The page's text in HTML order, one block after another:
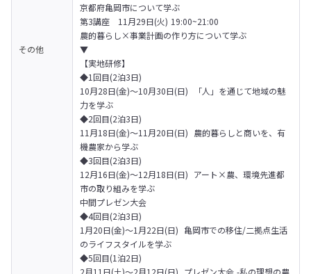
その他
京都府亀岡市について学ぶ
第3講座　11月29日(火) 19:00~21:00
農的暮らし×事業計画の作り方について学ぶ
▼
【実地研修】
◆1回目(2泊3日)
10月28日(金)〜10月30日(日)  「人」を通じて地域の魅
力を学ぶ
◆2回目(2泊3日)
11月18日(金)〜11月20日(日)  農的暮らしと商いを、有
機農家から学ぶ
◆3回目(2泊3日)
12月16日(金)〜12月18日(日)  アート×農、環境先進都
市の取り組みを学ぶ
中間プレゼン大会
◆4回目(2泊3日)
1月20日(金)〜1月22日(日)  亀岡市での移住/二拠点生活
のライフスタイルを学ぶ
◆5回目(1泊2日)
2月11日(土)〜2月12日(日)  プレゼン大会 -私の理想の農